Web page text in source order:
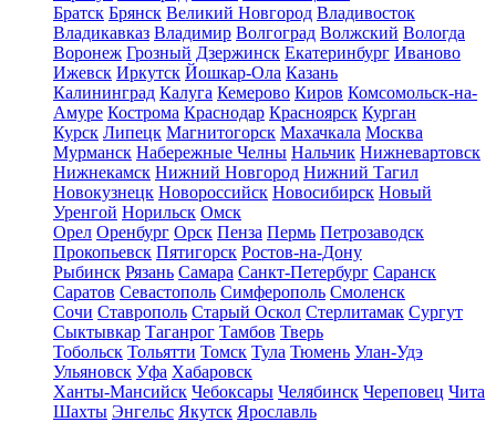
Братск Брянск Великий Новгород Владивосток
Владикавказ Владимир Волгоград Волжский Вологда
Воронеж Грозный Дзержинск Екатеринбург Иваново
Ижевск Иркутск Йошкар-Ола Казань
Калининград Калуга Кемерово Киров Комсомольск-на-
Амуре Кострома Краснодар Красноярск Курган
Курск Липецк Магнитогорск Махачкала Москва
Мурманск Набережные Челны Нальчик Нижневартовск
Нижнекамск Нижний Новгород Нижний Тагил
Новокузнецк Новороссийск Новосибирск Новый
Уренгой Норильск Омск
Орел Оренбург Орск Пенза Пермь Петрозаводск
Прокопьевск Пятигорск Ростов-на-Дону
Рыбинск Рязань Самара Санкт-Петербург Саранск
Саратов Севастополь Симферополь Смоленск
Сочи Ставрополь Старый Оскол Стерлитамак Сургут
Сыктывкар Таганрог Тамбов Тверь
Тобольск Тольятти Томск Тула Тюмень Улан-Удэ
Ульяновск Уфа Хабаровск
Ханты-Мансийск Чебоксары Челябинск Череповец Чита
Шахты Энгельс Якутск Ярославль